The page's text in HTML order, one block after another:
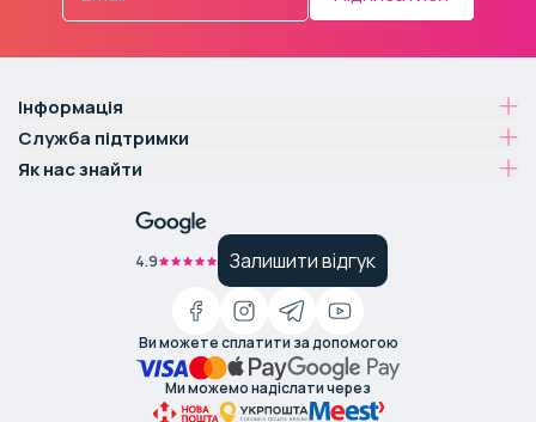
Інформація
Служба підтримки
Як нас знайти
4.9 Залишити відгук
Ви можете сплатити за допомогою
Ми можемо надіслати через